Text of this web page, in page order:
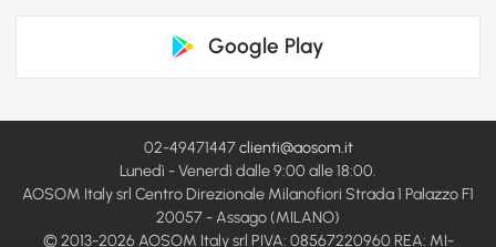
Google Play
02-49471447clienti@aosom.it
Lunedì - Venerdì dalle 9:00 alle 18:00.
AOSOM Italy srl Centro Direzionale Milanofiori Strada 1 Palazzo F1
20057 - Assago (MILANO)
© 2013-2026 AOSOM Italy srl PIVA: 08567220960 REA: MI-